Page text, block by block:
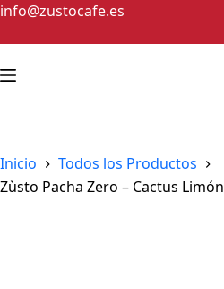
info@zustocafe.es
Inicio
Todos los Productos
Zùsto Pacha Zero – Cactus Limón